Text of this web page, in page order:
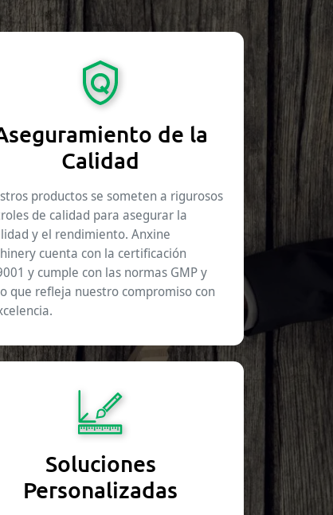
de la
Calidad
productos se someten a rigurosos
de calidad para asegurar la
y el rendimiento. Anxine
cuenta con la certificación
y cumple con las normas GMP y
que refleja nuestro compromiso con
Soluciones
Personalizadas